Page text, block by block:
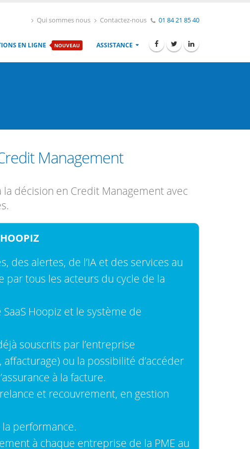
Qui sommes nous Contactez-nous 01 84 21 85 40
EN LIGNE NOUVEAU ASSISTANCE
Management
décision en Credit Management avec
alertes, de l’IA et des services au
par tous les acteurs du cycle de la
Hoopiz et le système de
souscrits par l’entreprise
ou la possibilité d’accéder
à la facture.
et recouvrement, en gestion
performance.
à chaque entreprise de la PME au